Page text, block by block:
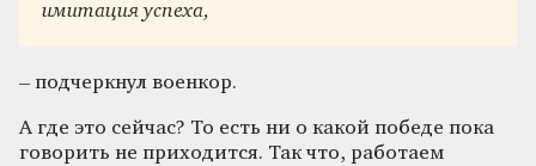
имитация успеха,
– подчеркнул военкор.
А где это сейчас? То есть ни о какой победе пока
говорить не приходится. Так что, работаем